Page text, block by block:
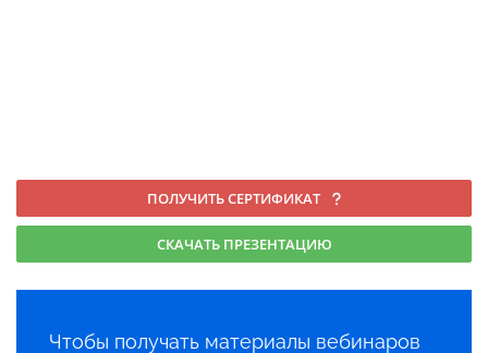
ПОЛУЧИТЬ СЕРТИФИКАТ
СКАЧАТЬ ПРЕЗЕНТАЦИЮ
Чтобы получать материалы вебинаров